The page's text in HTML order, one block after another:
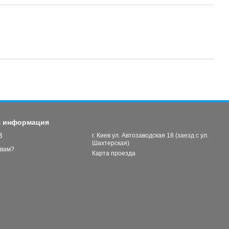
информация
г. Киев ул. Автозаводская 18 (заезд с ул.
Шахтерская)
Карта проезда